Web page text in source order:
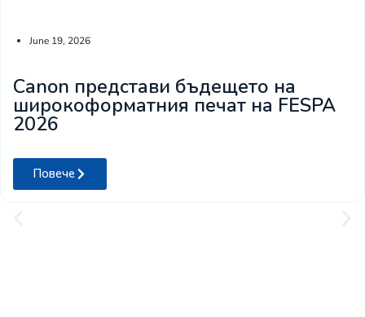
June 19, 2026
Canon представи бъдещето на
широкоформатния печат на FESPA
2026
Повече